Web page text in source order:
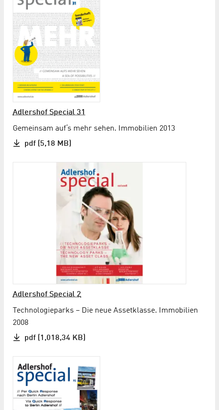
Adlershof Special 31
Gemeinsam auf‘s mehr sehen. Immobilien 2013
pdf (5,18 MB)
Adlershof Special 2
Technologieparks – Die neue Assetklasse. Immobilien
2008
pdf (1,018,34 KB)